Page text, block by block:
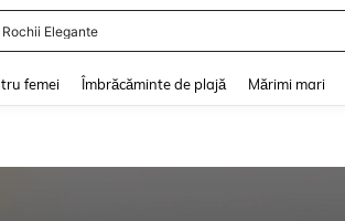
Rochii Elegante
femei Îmbrăcăminte de plajă Mărimi mari